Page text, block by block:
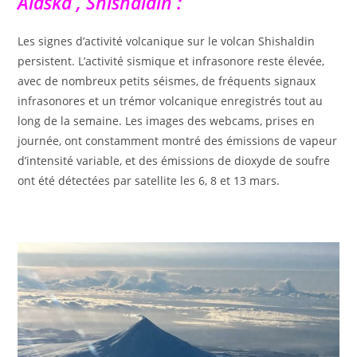
Les signes d’activité volcanique sur le volcan Shishaldin
persistent. L’activité sismique et infrasonore reste élevée,
avec de nombreux petits séismes, de fréquents signaux
infrasonores et un trémor volcanique enregistrés tout au
long de la semaine. Les images des webcams, prises en
journée, ont constamment montré des émissions de vapeur
d’intensité variable, et des émissions de dioxyde de soufre
ont été détectées par satellite les 6, 8 et 13 mars.